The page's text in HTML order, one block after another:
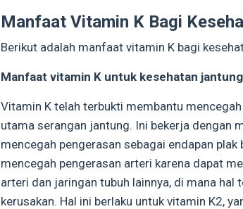
Manfaat Vitamin K Bagi
Berikut adalah manfaat vitamin K bagi
Manfaat vitamin K untuk kesehatan jantung
Vitamin K telah terbukti membantu
utama serangan jantung. Ini bekerja dengan
mencegah pengerasan sebagai endapan
mencegah pengerasan arteri karena dapat
arteri dan jaringan tubuh lainnya, di mana hal
kerusakan. Hal ini berlaku untuk vitamin K2,